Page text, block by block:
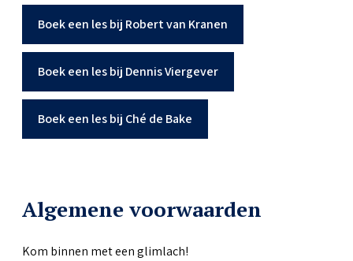
Boek een les bij Robert van Kranen
Boek een les bij Dennis Viergever
Boek een les bij Ché de Bake
Algemene voorwaarden
Kom binnen met een glimlach!